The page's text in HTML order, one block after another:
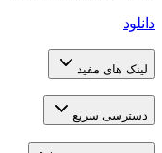
دانلود
لینک های مفید
دسترسی سریع